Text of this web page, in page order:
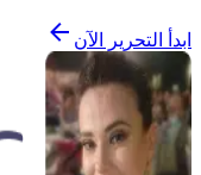
ابدأ التحرير الآن